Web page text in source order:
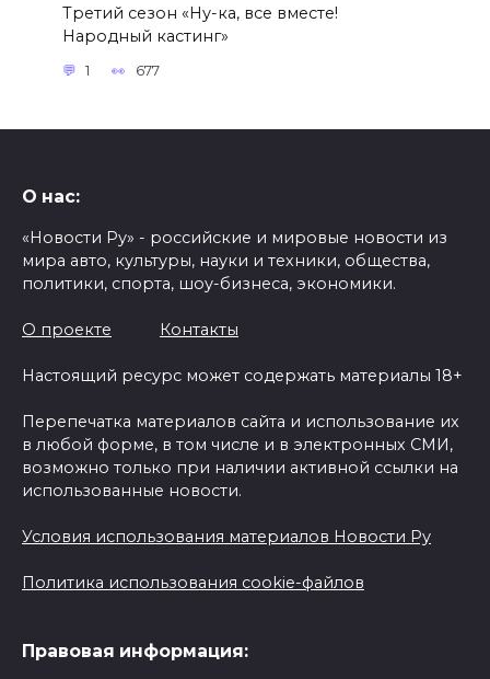
Третий сезон «Ну-ка, все вместе!
Народный кастинг»
1 677
О нас:
«Новости Ру» - российские и мировые новости из
мира авто, культуры, науки и техники, общества,
политики, спорта, шоу-бизнеса, экономики.
О проекте Контакты
Настоящий ресурс может содержать материалы 18+
Перепечатка материалов сайта и использование их
в любой форме, в том числе и в электронных СМИ,
возможно только при наличии активной ссылки на
использованные новости.
Условия использования материалов Новости Ру
Политика использования cookie-файлов
Правовая информация: